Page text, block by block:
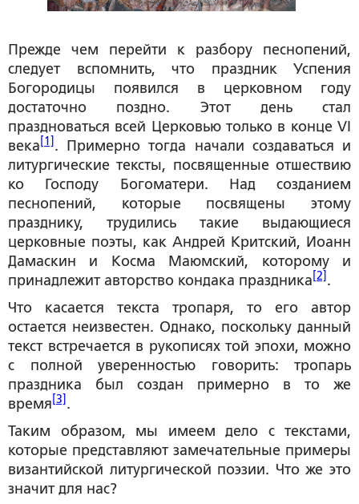
Прежде чем перейти к разбору песнопений,
следует вспомнить, что праздник Успения
Богородицы появился в церковном году
достаточно поздно. Этот день стал
праздноваться всей Церковью только в конце VI
века [1] . Примерно тогда начали создаваться и
литургические тексты, посвященные отшествию
ко Господу Богоматери. Над созданием
песнопений, которые посвящены этому
празднику, трудились такие выдающиеся
церковные поэты, как Андрей Критский, Иоанн
Дамаскин и Косма Маюмский, которому и
принадлежит авторство кондака праздника [2] .
Что касается текста тропаря, то его автор
остается неизвестен. Однако, поскольку данный
текст встречается в рукописях той эпохи, можно
с полной уверенностью говорить: тропарь
праздника был создан примерно в то же
время [3] .
Таким образом, мы имеем дело с текстами,
которые представляют замечательные примеры
византийской литургической поэзии. Что же это
значит для нас?